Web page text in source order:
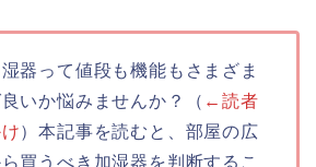
器って値段も機能もさまざま
いか悩みませんか？（ ←読者
）本記事を読むと、部屋の広
買うべき加湿器を判断するこ